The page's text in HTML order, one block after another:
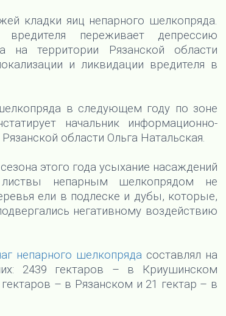
кладки яиц непарного шелкопряда.
переживает депрессию
на территории Рязанской области
и ликвидации вредителя в
в следующем году по зоне
начальник информационно-
области Ольга Натальская.
этого года усыхание насаждений
листвы непарным шелкопрядом не
ели в подлеске и дубы, которые,
негативному воздействию
непарного шелкопряда составлял на
2439 гектаров – в Криушинском
– в Рязанском и 21 гектар – в